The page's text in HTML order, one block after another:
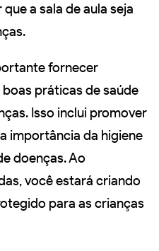
a sala de aula seja
fornecer
práticas de saúde
Isso inclui promover
importância da higiene
doenças. Ao
você estará criando
para as crianças